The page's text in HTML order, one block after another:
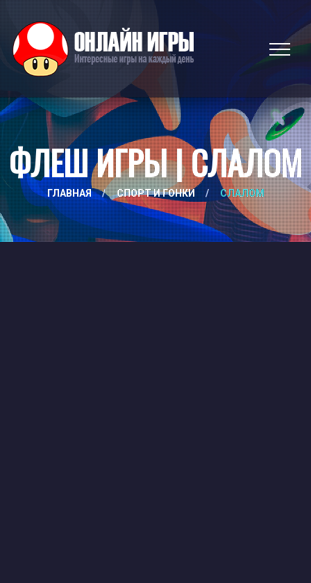
ФЛЕШ ИГРЫ | СЛАЛОМ
ГЛАВНАЯ / СПОРТ И ГОНКИ / СЛАЛОМ